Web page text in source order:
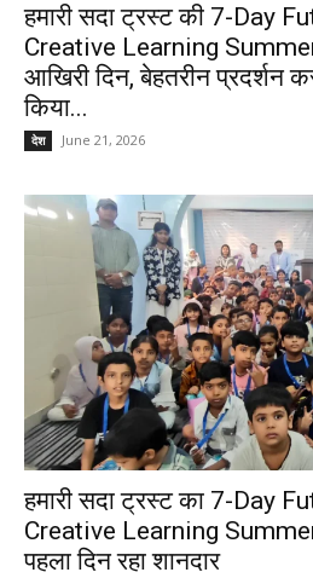
हमारी सदा ट्रस्ट की 7-Day
Creative Learning
आखिरी दिन, बेहतरीन प्रदर्शन
किया...
देश June 21, 2026
हमारी सदा ट्रस्ट का 7-Day
Creative Learning
पहला दिन रहा शानदार